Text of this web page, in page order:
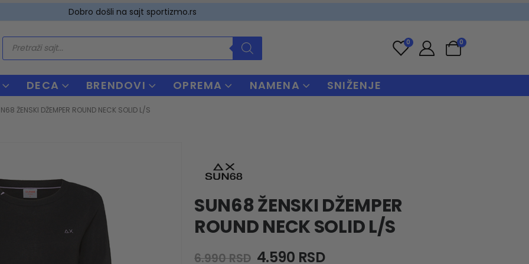
Dobro došli na sajt sportizmo.rs
Products
search
0 0
DECA BRENDOVI OPREMA NAMENA SNIŽENJE
ŽENSKI DŽEMPER ROUND NECK SOLID L/S
SUN68 ŽENSKI DŽEMPER
ROUND NECK SOLID L/S
6.990RSD Original
4.590 RSDCurrent